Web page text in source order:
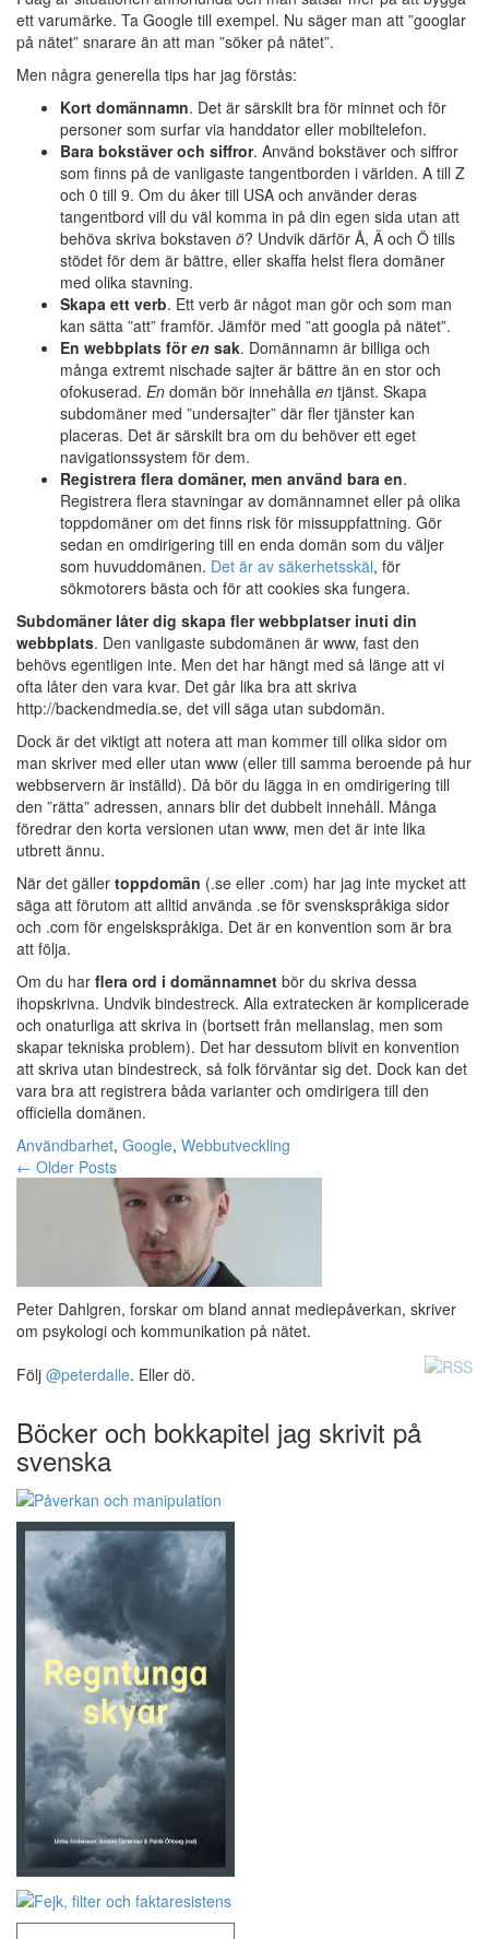
ett varumärke. Ta Google till exempel. Nu säger man att ”googlar
på nätet” snarare än att man ”söker på nätet”.
Men några generella tips har jag förstås:
Kort domännamn. Det är särskilt bra för minnet och för
personer som surfar via handdator eller mobiltelefon.
Bara bokstäver och siffror. Använd bokstäver och siffror
som finns på de vanligaste tangentborden i världen. A till Z
och 0 till 9. Om du åker till USA och använder deras
tangentbord vill du väl komma in på din egen sida utan att
behöva skriva bokstaven ö? Undvik därför Å, Ä och Ö tills
stödet för dem är bättre, eller skaffa helst flera domäner
med olika stavning.
Skapa ett verb. Ett verb är något man gör och som man
kan sätta ”att” framför. Jämför med ”att googla på nätet”.
En webbplats fören sak. Domännamn är billiga och
många extremt nischade sajter är bättre än en stor och
ofokuserad. En domän bör innehålla en tjänst. Skapa
subdomäner med ”undersajter” där fler tjänster kan
placeras. Det är särskilt bra om du behöver ett eget
navigationssystem för dem.
Registrera flera domäner, men använd bara en.
Registrera flera stavningar av domännamnet eller på olika
toppdomäner om det finns risk för missuppfattning. Gör
sedan en omdirigering till en enda domän som du väljer
som huvuddomänen. Det är av säkerhetsskäl, för
sökmotorers bästa och för att cookies ska fungera.
Subdomäner låter dig skapa fler webbplatser inuti din
webbplats. Den vanligaste subdomänen är www, fast den
behövs egentligen inte. Men det har hängt med så länge att vi
ofta låter den vara kvar. Det går lika bra att skriva
http://backendmedia.se, det vill säga utan subdomän.
Dock är det viktigt att notera att man kommer till olika sidor om
man skriver med eller utan www (eller till samma beroende på hur
webbservern är inställd). Då bör du lägga in en omdirigering till
den ”rätta” adressen, annars blir det dubbelt innehåll. Många
föredrar den korta versionen utan www, men det är inte lika
utbrett ännu.
När det gäller toppdomän (.se eller .com) har jag inte mycket att
säga att förutom att alltid använda .se för svenskspråkiga sidor
och .com för engelskspråkiga. Det är en konvention som är bra
att följa.
Om du har flera ord i domännamnet bör du skriva dessa
ihopskrivna. Undvik bindestreck. Alla extratecken är komplicerade
och onaturliga att skriva in (bortsett från mellanslag, men som
skapar tekniska problem). Det har dessutom blivit en konvention
att skriva utan bindestreck, så folk förväntar sig det. Dock kan det
vara bra att registrera båda varianter och omdirigera till den
officiella domänen.
Användbarhet, Google, Webbutveckling
Post
navigation
← Older Posts
Peter Dahlgren, forskar om bland annat mediepåverkan, skriver
om psykologi och kommunikation på nätet.
Följ @peterdalle. Eller dö.
Böcker och bokkapitel jag skrivit på
svenska